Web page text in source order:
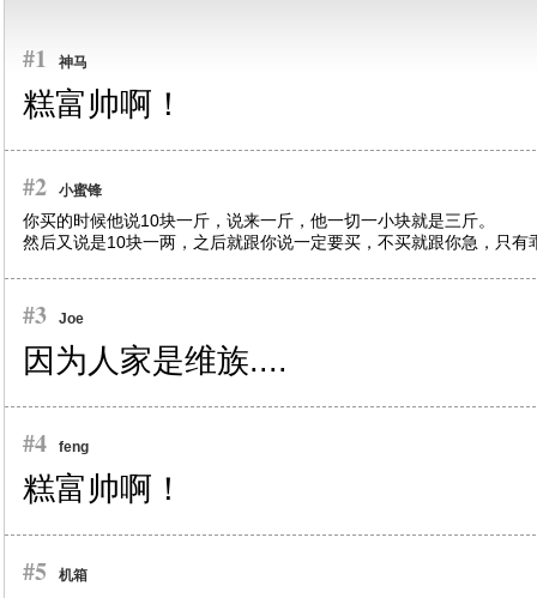
#1 神马
糕富帅啊！
#2 小蜜锋
你买的时候他说10块一斤，说来一斤，他一切一小块就是三斤。
然后又说是10块一两，之后就跟你说一定要买，不买就跟你急，只有
#3 Joe
因为人家是维族....
#4 feng
糕富帅啊！
#5 机箱